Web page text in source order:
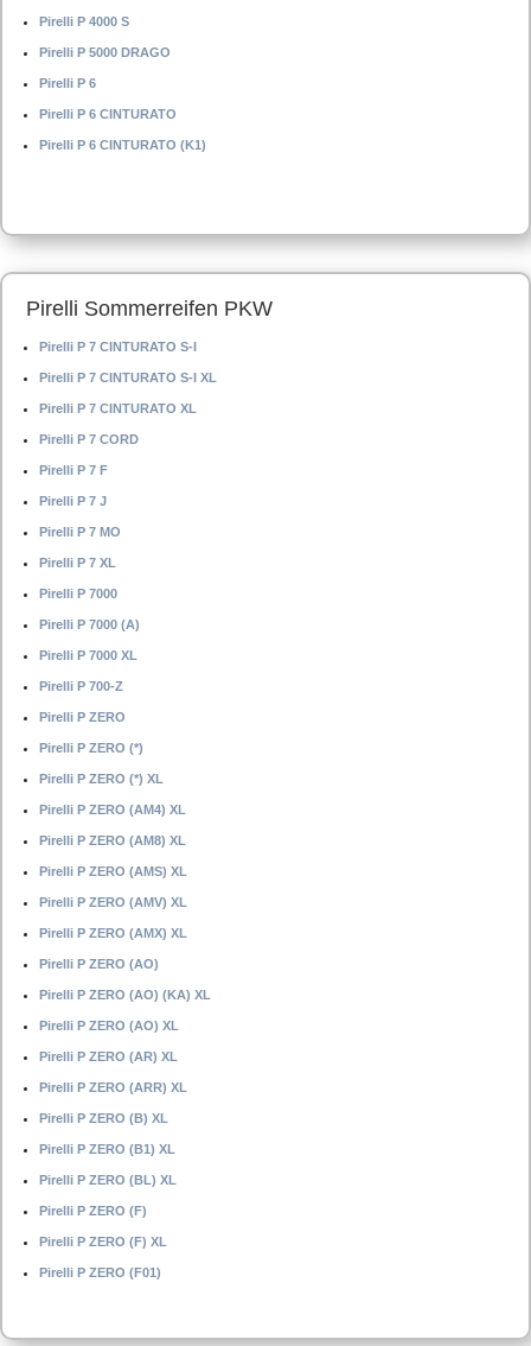
Pirelli P 4000 S
Pirelli P 5000 DRAGO
Pirelli P 6
Pirelli P 6 CINTURATO
Pirelli P 6 CINTURATO (K1)
Pirelli Sommerreifen PKW
Pirelli P 7 CINTURATO S-I
Pirelli P 7 CINTURATO S-I XL
Pirelli P 7 CINTURATO XL
Pirelli P 7 CORD
Pirelli P 7 F
Pirelli P 7 J
Pirelli P 7 MO
Pirelli P 7 XL
Pirelli P 7000
Pirelli P 7000 (A)
Pirelli P 7000 XL
Pirelli P 700-Z
Pirelli P ZERO
Pirelli P ZERO (*)
Pirelli P ZERO (*) XL
Pirelli P ZERO (AM4) XL
Pirelli P ZERO (AM8) XL
Pirelli P ZERO (AMS) XL
Pirelli P ZERO (AMV) XL
Pirelli P ZERO (AMX) XL
Pirelli P ZERO (AO)
Pirelli P ZERO (AO) (KA) XL
Pirelli P ZERO (AO) XL
Pirelli P ZERO (AR) XL
Pirelli P ZERO (ARR) XL
Pirelli P ZERO (B) XL
Pirelli P ZERO (B1) XL
Pirelli P ZERO (BL) XL
Pirelli P ZERO (F)
Pirelli P ZERO (F) XL
Pirelli P ZERO (F01)